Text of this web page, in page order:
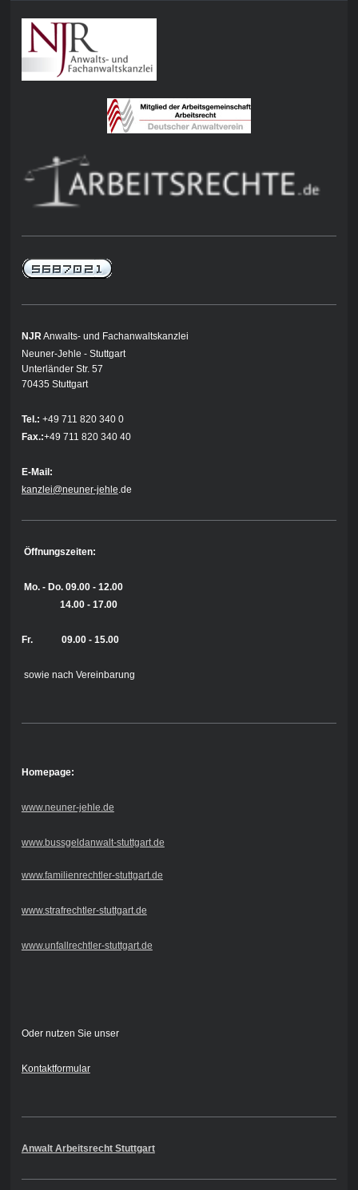
NJR Anwalts- und Fachanwaltskanzlei
Neuner-Jehle - Stuttgart
Unterländer Str. 57
70435 Stuttgart
Tel.: +49 711 820 340 0
Fax.:+49 711 820 340 40
E-Mail:
kanzlei@neuner-jehle .de
Öffnungszeiten:
Mo. - Do. 09.00 - 12.00
14.00 - 17.00
Fr. 09.00 - 15.00
sowie nach Vereinbarung
Homepage:
www.neuner-jehle.de
www.bussgeldanwalt-stuttgart.de
www.familienrechtler-stuttgart.de
www.strafrechtler-stuttgart.de
www.unfallrechtler-stuttgart.de
Oder nutzen Sie unser
Kontaktformular
Anwalt Arbeitsrecht Stuttgart